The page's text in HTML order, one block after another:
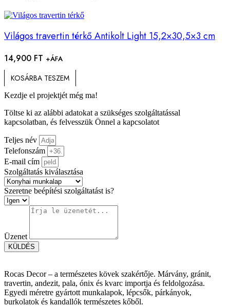
Világos travertin térkő Antikolt Light 15,2×30,5×3 cm
14,900 FT +ÁFA
KOSÁRBA TESZEM
Kezdje el projektjét még ma!
Töltse ki az alábbi adatokat a szükséges szolgáltatással
kapcsolatban, és felvesszük Önnel a kapcsolatot
Teljes név
Telefonszám
E-mail cím
Szolgáltatás kiválasztása
Szeretne beépítési szolgáltatást is?
Üzenet
KÜLDÉS
Rocas Decor – a természetes kövek szakértője. Márvány, gránit,
travertin, andezit, pala, ónix és kvarc importja és feldolgozása.
Egyedi méretre gyártott munkalapok, lépcsők, párkányok,
burkolatok és kandallók természetes kőből.